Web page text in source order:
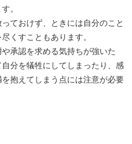
。
ておけず、ときには自分のこと
くすこともあります。
承認を求める気持ちが強いた
分を犠牲にしてしまったり、感
抱えてしまう点には注意が必要